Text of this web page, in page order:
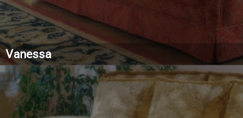
Vanessa